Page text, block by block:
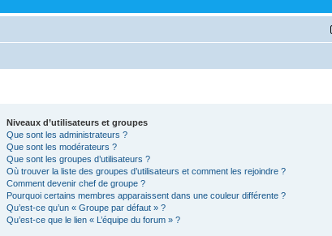
Niveaux d’utilisateurs et groupes
Que sont les administrateurs ?
Que sont les modérateurs ?
Que sont les groupes d’utilisateurs ?
Où trouver la liste des groupes d’utilisateurs et comment les rejoindre ?
Comment devenir chef de groupe ?
Pourquoi certains membres apparaissent dans une couleur différente ?
Qu’est-ce qu’un « Groupe par défaut » ?
Qu’est-ce que le lien « L’équipe du forum » ?